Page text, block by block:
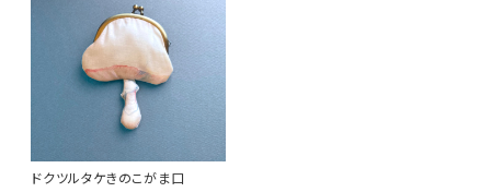
ドクツルタケきのこがま口